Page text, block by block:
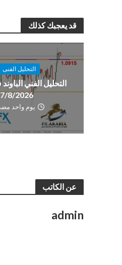
قد يعجبك كذلك
التحليل الفنى
التحليل الفني
7/8/2026
يوم واحد
عن الكاتب
admin